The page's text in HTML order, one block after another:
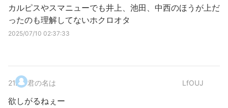
カルピスやスマニューでも井上、池田、中西のほうが上だ
ったのも理解してないホクロオタ
2025/07/10 02:37:33
21. 君の名は LfOUJ
欲しがるねぇー